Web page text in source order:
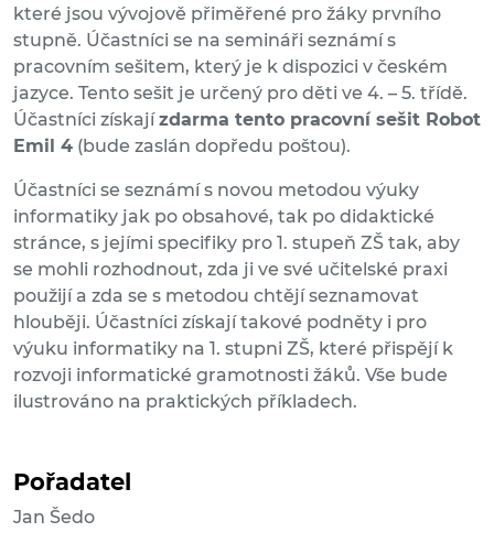
které jsou vývojově přiměřené pro žáky prvního
stupně. Účastníci se na semináři seznámí s
pracovním sešitem, který je k dispozici v českém
jazyce. Tento sešit je určený pro děti ve 4. – 5. třídě.
Účastníci získajízdarma tento pracovní sešit Robot
Emil 4 (bude zaslán dopředu poštou).
Účastníci se seznámí s novou metodou výuky
informatiky jak po obsahové, tak po didaktické
stránce, s jejími specifiky pro 1. stupeň ZŠ tak, aby
se mohli rozhodnout, zda ji ve své učitelské praxi
použijí a zda se s metodou chtějí seznamovat
hlouběji. Účastníci získají takové podněty i pro
výuku informatiky na 1. stupni ZŠ, které přispějí k
rozvoji informatické gramotnosti žáků. Vše bude
ilustrováno na praktických příkladech.
Pořadatel
Jan Šedo